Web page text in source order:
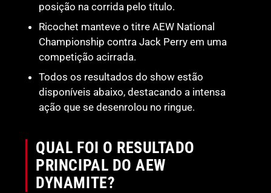
posição na corrida pelo título.
Ricochet manteve o titre AEW National
Championship contra Jack Perry em uma
competição acirrada.
Todos os resultados do show estão
disponíveis abaixo, destacando a intensa
ação que se desenrolou no ringue.
QUAL FOI O RESULTADO
PRINCIPAL DO AEW
DYNAMITE?